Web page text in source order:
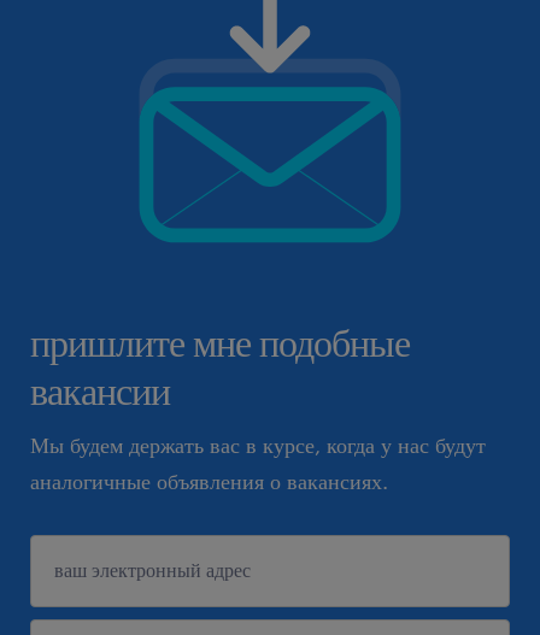
пришлите мне подобные
вакансии
Мы будем держать вас в курсе, когда у нас будут
аналогичные объявления о вакансиях.